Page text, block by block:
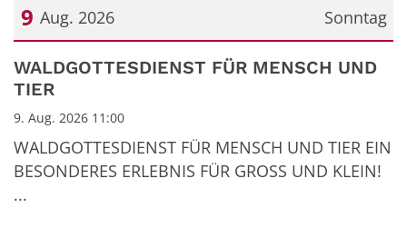
Sonntag
9 Aug. 2026
Datum: 9. August 2026
WALDGOTTESDIENST FÜR MENSCH UND
TIER
9. Aug. 2026 11:00
WALDGOTTESDIENST FÜR MENSCH UND TIER EIN
BESONDERES ERLEBNIS FÜR GROSS UND KLEIN!
...